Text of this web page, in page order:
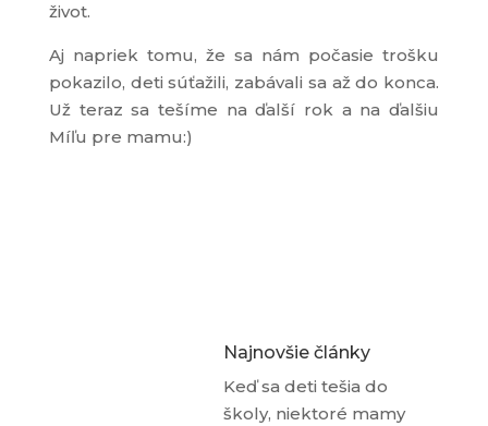
život.
Aj napriek tomu, že sa nám počasie trošku
pokazilo, deti súťažili, zabávali sa až do konca.
Už teraz sa tešíme na ďalší rok a na ďalšiu
Míľu pre mamu:)
Najnovšie články
Keď sa deti tešia do
školy, niektoré mamy